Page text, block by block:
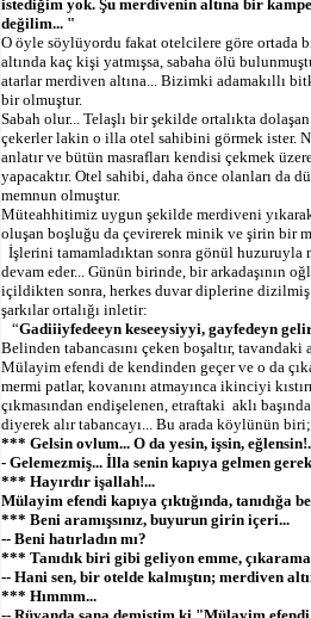
istediğim yok. Şu merdivenin altına bir
değilim... "
O öyle söylüyordu fakat otelcilere göre ortada
altında kaç kişi yatmışsa, sabaha ölü
atarlar merdiven altına... Bizimki adamakıllı
bir olmuştur.
Sabah olur... Telaşlı bir şekilde ortalıkta
çekerler lakin o illa otel sahibini görmek ister.
anlatır ve bütün masrafları kendisi çekmek
yapacaktır. Otel sahibi, daha önce olanları da
memnun olmuştur.
Müteahhitimiz uygun şekilde merdiveni
oluşan boşluğu da çevirerek minik ve şirin bir
İşlerini tamamladıktan sonra gönül huzuruyla
devam eder... Günün birinde, bir arkadaşının
içildikten sonra, herkes duvar diplerine
şarkılar ortalığı inletir:
“Gadiiiyfedeeyn keseeysiyyi, gayfedeyn
Belinden tabancasını çeken boşaltır,
Mülayim efendi de kendinden geçer ve o da
mermi patlar, kovanını atmayınca ikinciyi
çıkmasından endişelenen, etraftaki aklı
diyerek alır tabancayı... Bu arada köylünün
*** Gelsin ovlum... O da yesin, işsin,
- Gelemezmiş... İlla senin kapıya gelmen
*** Hayırdır işallah!...
Mülayim efendi kapıya çıktığında, tanıdığa
*** Beni aramışsınız, buyurun girin içeri...
-- Beni hatırladın mı?
*** Tanıdık biri gibi geliyon emme,
-- Hani sen, bir otelde kalmıştın; merdiven
*** Hımmm...